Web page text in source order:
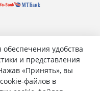
удобства
и представления
«Принять», вы
файлов в
на 1С-
данных